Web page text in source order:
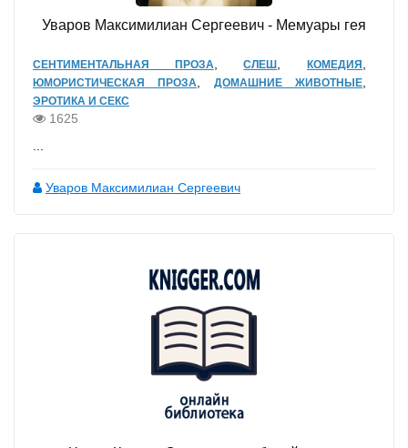
Уваров Максимилиан Сергеевич - Мемуары гея
СЕНТИМЕНТАЛЬНАЯ ПРОЗА,СЛЕШ ,КОМЕДИЯ ,
ЮМОРИСТИЧЕСКАЯ ПРОЗА, ДОМАШНИЕ ЖИВОТНЫЕ,
ЭРОТИКА И СЕКС
1625
...
Уваров Максимилиан Сергеевич